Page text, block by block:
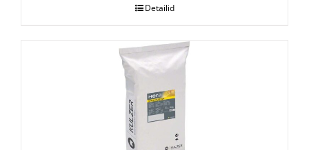
Detailid